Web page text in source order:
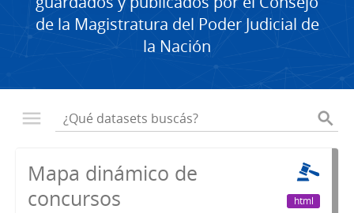
de la Magistratura del Poder Judicial de
la Nación
Mapa dinámico de
concursos
html